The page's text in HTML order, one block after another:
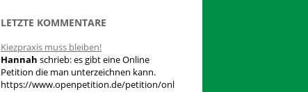
n
n
a
LETZTE KOMMENTARE
Kiezpraxis muss bleiben!
Hannah schrieb:es gibt eine Online
Petition die man unterzeichnen kann.
https://www.openpetition.de/petition/onl